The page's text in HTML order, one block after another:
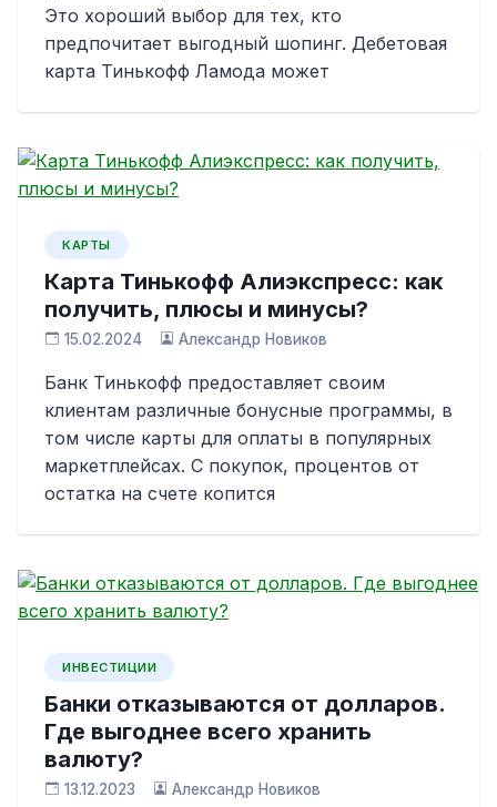
Это хороший выбор для тех, кто
предпочитает выгодный шопинг. Дебетовая
карта Тинькофф Ламода может
КАРТЫ
Карта Тинькофф Алиэкспресс: как
получить, плюсы и минусы?
15.02.2024 Александр Новиков
Банк Тинькофф предоставляет своим
клиентам различные бонусные программы, в
том числе карты для оплаты в популярных
маркетплейсах. С покупок, процентов от
остатка на счете копится
ИНВЕСТИЦИИ
Банки отказываются от долларов.
Где выгоднее всего хранить
валюту?
13.12.2023 Александр Новиков